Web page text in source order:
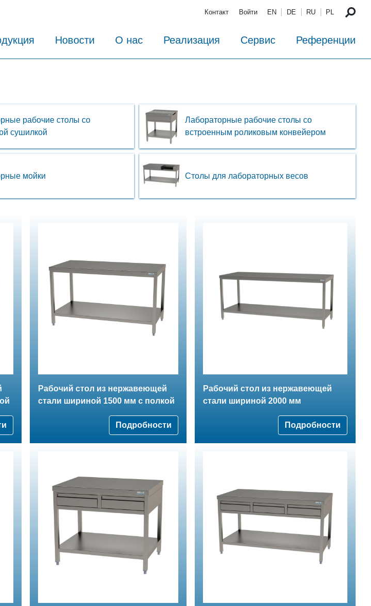
Контакт Войти EN DE RU PL
Новости О нас Реализация Сервис Референции
рабочие столы со
сушилкой
Лабораторные рабочие столы со
встроенным роликовым конвейером
мойки Столы для лабораторных весов
Рабочий стол из нержавеющей
стали шириной 1500 мм с полкой
Подробности
Рабочий стол из нержавеющей
стали шириной 2000 мм
Подробности